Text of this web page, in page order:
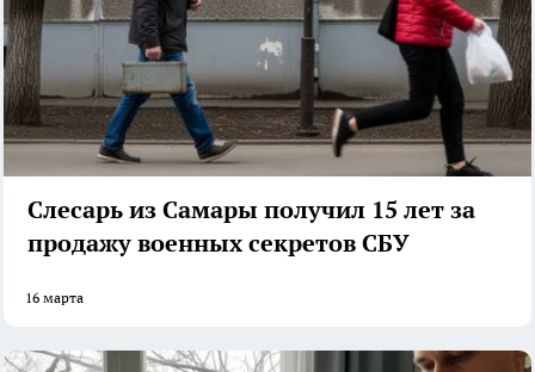
Слесарь из Самары получил 15 лет за
продажу военных секретов СБУ
16 марта